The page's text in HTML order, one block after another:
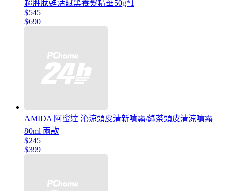
超胜肽甦活賦黑養髮精華50g*1
$545
$690
AMIDA 阿蜜達 沁涼頭皮清新噴霧/綠茶頭皮清涼噴霧
80ml 兩款
$245
$399